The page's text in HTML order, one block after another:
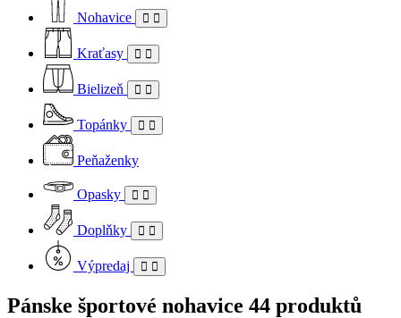
Nohavice
Kraťasy
Bielizeň
Topánky
Peňaženky
Opasky
Doplňky
Výpredaj
Pánske športové nohavice 44 produktů